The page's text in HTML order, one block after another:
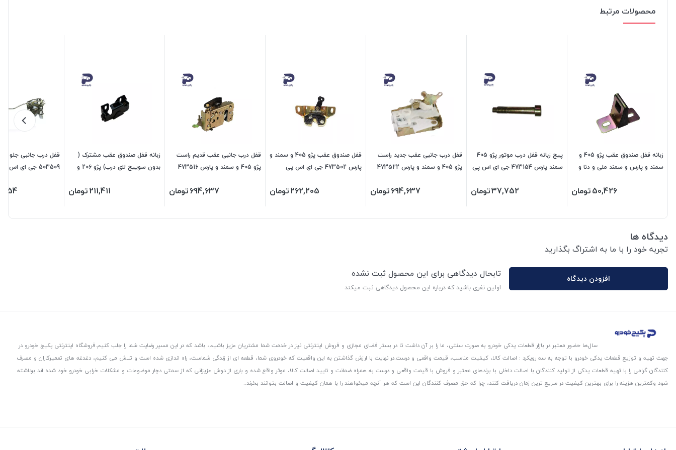
محصولات مرتبط
زبانه قفل صندوق عقب پژو 405 و
سمند و پارس و سمند ملی و دنا و
50,426تومان
پیچ زبانه قفل درب موتور پژو 405
سمند پارس 473154 جی ای اس پی
37,752تومان
قفل درب جانبی عقب جدید راست
پژو 405 و سمند و پارس 473522
694,637تومان
قفل صندوق عقب پژو 405 و سمند و
پارس 473502 جی ای اس پی
262,205تومان
قفل درب جانبی عقب قدیم راست
پژو 405 و سمند و پارس 473516
694,637تومان
زبانه قفل صندوق عقب مشترک (
بدون سوییچ لای درب) پژو 206 و
211,411تومان
قفل درب جانبی جلو
503509 جی ای اس پی
دیدگاه ها
تجربه خود را با ما به اشتراگ بگذارید
افزودن دیدگاه تابحال دیدگاهی برای این محصول ثبت نشده
اولین نفری باشید که درباره این محصول دیدگاهی ثبت میکند
سال‌ها حضور معتبر در بازار قطعات یدکی خودرو به صورت سنتی، ما را بر آن داشت تا در بستر فضای مجازی و فروش اینترنتی نیز در خدمت شما مشتریان عزیز باشیم، باشد که در این مسیر رضایت شما را جلب کنیم.فروشگاه اینترنتی پکیج خودرو در
جهت تهیه و توزیع قطعات یدکی خودرو با توجه به سه رویکرد : اصالت کالا، کیفیت مناسب، قیمت واقعی و درست.در نهایت با ارزش گذاشتن به این واقعیت که خودروی شما، قطعه ای از زندگی شماست، راه اندازی شده است و تلاش می کنیم، دغدغه های تعمیرکاران و مصرف
کنندگان گرامی را با تهیه قطعات یدکی از تولید کنندگان با اصالت داخلی با برندهای معتبر و فروش با قیمت واقعی و درست به همراه ضمانت و تایید اصالت کالا، موثر واقع شده و باری از دوش عزیزانی که از سمتی دچار موضوعات و مشکلات خرابی خودرو خود شده اند برداشته
شود و‌کمترین هزینه را برای بهترین کیفیت در سریع ترین زمان دریافت کنند، چرا که حق مصرف کنندگان این است که هر آنچه میخواهند را با همان کیفیت و اصالت بتوانند بخرند..